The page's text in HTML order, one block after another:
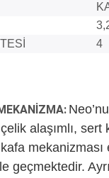
4
alaşımlı, sert
geçmektedir.